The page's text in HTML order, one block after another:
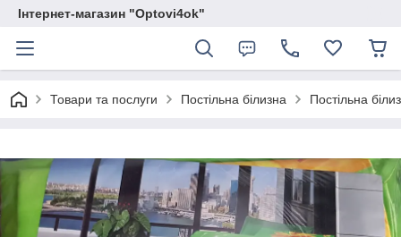
Інтернет-магазин "Optovi4ok"
Товари та послуги Постільна білизна Постільна